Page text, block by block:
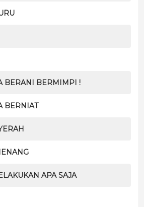
BERANI BERMIMPI !
BERNIAT
APA SAJA